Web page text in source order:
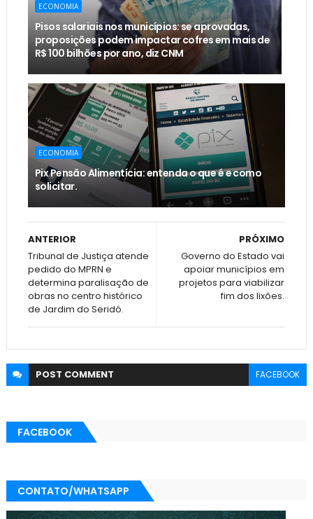
ECONOMIA
Pisos salariais nos municípios: se aprovadas,
proposições podem impactar cofres em mais de
R$ 100 bilhões por ano, diz CNM
ECONOMIA
Pix Pensão Alimentícia: entenda o que é e como
solicitar.
PRÓXIMO
Governo do Estado vai
apoiar municípios em
projetos para viabilizar
fim dos lixões.
ANTERIOR
Tribunal de Justiça atende
pedido do MPRN e
determina paralisação de
obras no centro histórico
de Jardim do Seridó.
POST COMMENT FACEBOOK
FACEBOOK
CONTATO/WHATSAPP